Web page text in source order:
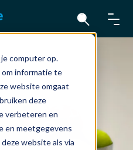
computer op.
informatie te
website omgaat
deze
verbeteren en
en meetgegevens
website als via